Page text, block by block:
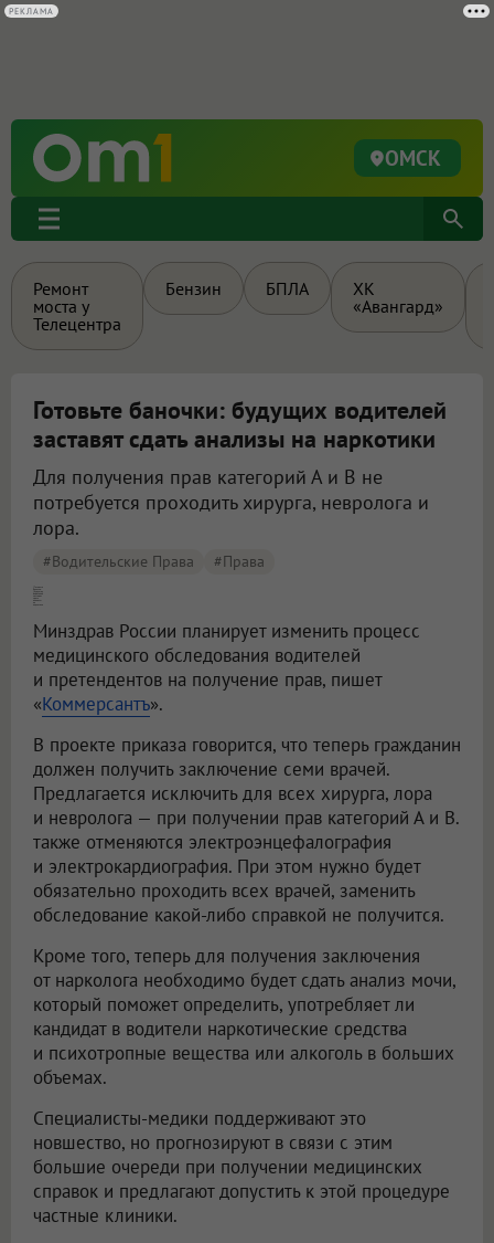
ОМСК
Ремонт
моста у
Телецентра
Бензин БПЛА
ХК
«Авангард»
Готовьте баночки: будущих водителей
заставят сдать анализы на наркотики
Для получения прав категорий А и B не
потребуется проходить хирурга, невролога и
лора.
#водительские Права #права
Минздрав России планирует изменить процесс
медицинского обследования водителей
и претендентов на получение прав, пишет
«Коммерсантъ».
В проекте приказа говорится, что теперь гражданин
должен получить заключение семи врачей.
Предлагается исключить для всех хирурга, лора
и невролога — при получении прав категорий А и B.
также отменяются электроэнцефалография
и электрокардиография. При этом нужно будет
обязательно проходить всех врачей, заменить
обследование какой-либо справкой не получится.
Кроме того, теперь для получения заключения
от нарколога необходимо будет сдать анализ мочи,
который поможет определить, употребляет ли
кандидат в водители наркотические средства
и психотропные вещества или алкоголь в больших
объемах.
Специалисты-медики поддерживают это
новшество, но прогнозируют в связи с этим
большие очереди при получении медицинских
справок и предлагают допустить к этой процедуре
частные клиники.